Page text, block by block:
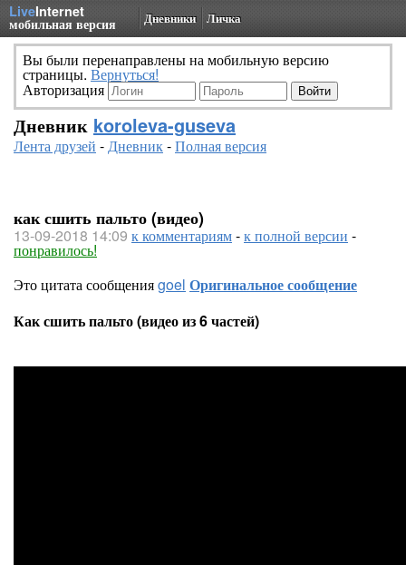
LiveInternet
мобильная версия Дневники Личка
Вы были перенаправлены на мобильную версию
страницы. Вернуться!
Авторизация
Дневник koroleva-guseva
Лента друзей -Дневник-Полная версия
как сшить пальто (видео)
13-09-2018 14:09 к комментариям-к полной версии -
понравилось!
Это цитата сообщенияgoel Оригинальное сообщение
Как сшить пальто (видео из 6 частей)